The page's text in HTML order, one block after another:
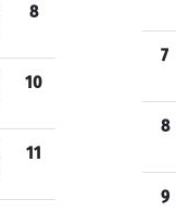
8
10
11
7
8
9